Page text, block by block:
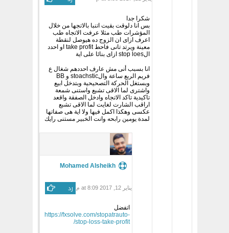
شكرا جدا
بس انا دلوقت بقيت اتنبا بالاتجها من خلال
المؤشرات طب مثلا عرفت الاتجاه طب
اعرف ازاى ان الزوج ده هيوصل لنقطة
معينة ويرتد تانى فاحط take profit او احدد
الstop loes ازاى بنائا على اية
انا بسبب أنى مش عارف احددهم شغال ع
فريم الربع ساعة والstoachstic و BB
وبستغل الحركة التصحيحية وبتدخل ابيع
واشترى لما الاقى تشبع واستنى شمعة
تاكيدية تاكد الاتجاه وادخل الصفقة واقعد
اراقب الشارت لغايت لما الاقى تشبع
عكسى وهكذا اكمل فيها ولا اية هى صفاتها
لمدة يومين رابحه وانت الخبير مستنى رايك
Mohamed Alsheikh
يناير 12, 2017 at 8:09 م رد
اتفضل
https://fxsolve.com/stopatrauto-
stop-loss-take-profit/